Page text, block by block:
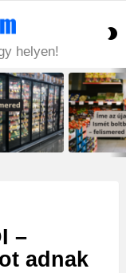
helyen!
–
adnak